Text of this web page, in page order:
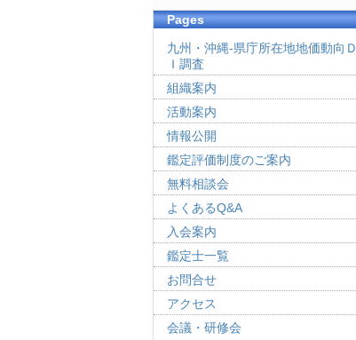
Pages
九州・沖縄-県庁所在地地価動向Ｄ
Ｉ調査
組織案内
活動案内
情報公開
鑑定評価制度のご案内
無料相談会
よくあるQ&A
入会案内
鑑定士一覧
お問合せ
アクセス
会議・研修会